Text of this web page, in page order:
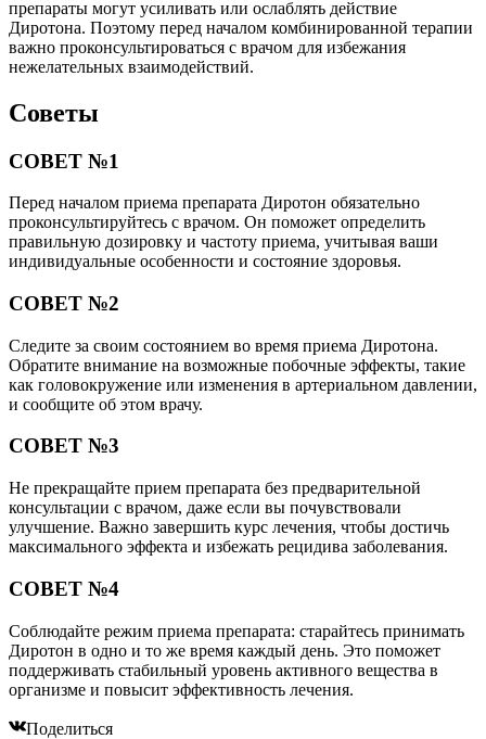
препараты могут усиливать или ослаблять действие
Диротона. Поэтому перед началом комбинированной терапии
важно проконсультироваться с врачом для избежания
нежелательных взаимодействий.
Советы
СОВЕТ №1
Перед началом приема препарата Диротон обязательно
проконсультируйтесь с врачом. Он поможет определить
правильную дозировку и частоту приема, учитывая ваши
индивидуальные особенности и состояние здоровья.
СОВЕТ №2
Следите за своим состоянием во время приема Диротона.
Обратите внимание на возможные побочные эффекты, такие
как головокружение или изменения в артериальном давлении,
и сообщите об этом врачу.
СОВЕТ №3
Не прекращайте прием препарата без предварительной
консультации с врачом, даже если вы почувствовали
улучшение. Важно завершить курс лечения, чтобы достичь
максимального эффекта и избежать рецидива заболевания.
СОВЕТ №4
Соблюдайте режим приема препарата: старайтесь принимать
Диротон в одно и то же время каждый день. Это поможет
поддерживать стабильный уровень активного вещества в
организме и повысит эффективность лечения.
Поделиться